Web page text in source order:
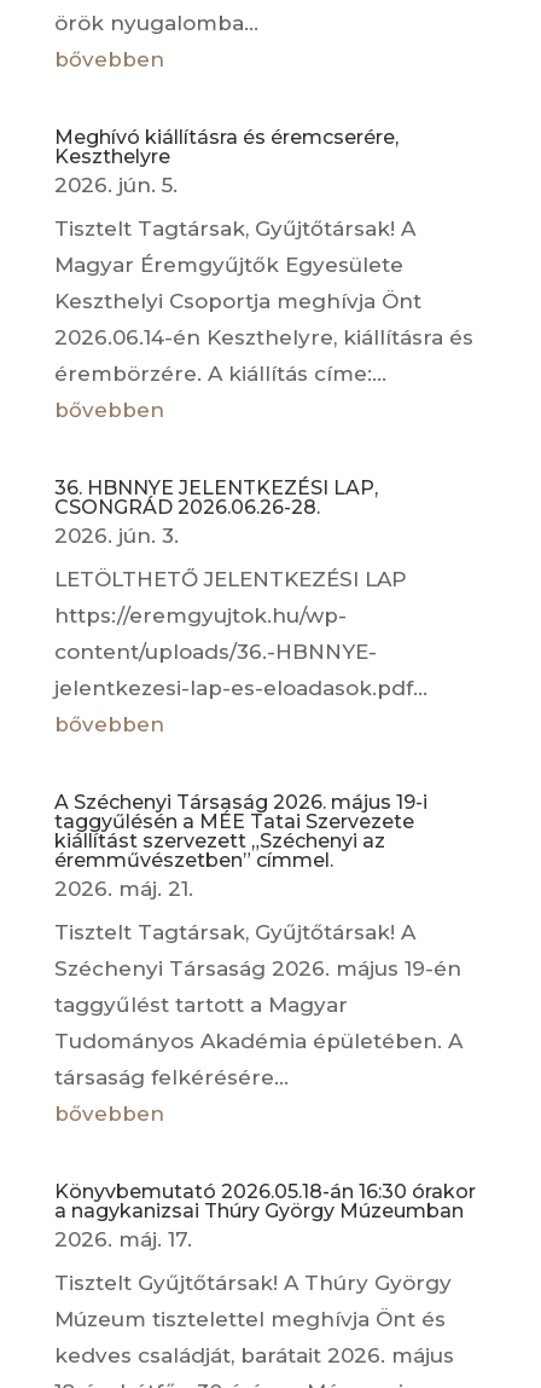
örök nyugalomba...
bővebben
Meghívó kiállításra és éremcserére,
Keszthelyre
2026. jún. 5.
Tisztelt Tagtársak, Gyűjtőtársak! A
Magyar Éremgyűjtők Egyesülete
Keszthelyi Csoportja meghívja Önt
2026.06.14-én Keszthelyre, kiállításra és
érembörzére. A kiállítás címe:...
bővebben
36. HBNNYE JELENTKEZÉSI LAP,
CSONGRÁD 2026.06.26-28.
2026. jún. 3.
LETÖLTHETŐ JELENTKEZÉSI LAP
https://eremgyujtok.hu/wp-
content/uploads/36.-HBNNYE-
jelentkezesi-lap-es-eloadasok.pdf...
bővebben
A Széchenyi Társaság 2026. május 19-i
taggyűlésén a MÉE Tatai Szervezete
kiállítást szervezett „Széchenyi az
éremművészetben” címmel.
2026. máj. 21.
Tisztelt Tagtársak, Gyűjtőtársak! A
Széchenyi Társaság 2026. május 19-én
taggyűlést tartott a Magyar
Tudományos Akadémia épületében. A
társaság felkérésére...
bővebben
Könyvbemutató 2026.05.18-án 16:30 órakor
a nagykanizsai Thúry György Múzeumban
2026. máj. 17.
Tisztelt Gyűjtőtársak! A Thúry György
Múzeum tisztelettel meghívja Önt és
kedves családját, barátait 2026. május